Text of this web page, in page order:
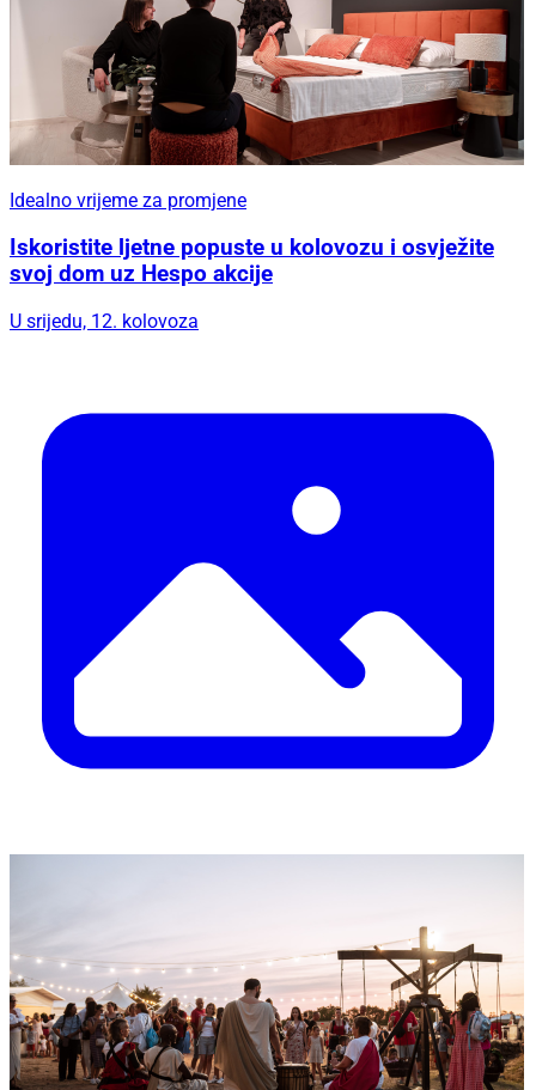
Idealno vrijeme za promjene
Iskoristite ljetne popuste u kolovozu i osvježite
svoj dom uz Hespo akcije
U srijedu, 12. kolovoza